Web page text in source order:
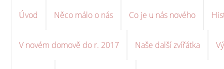
Úvod Něco málo o nás Co je u nás nového
V novém domově do r. 2017 Naše další zvířátka